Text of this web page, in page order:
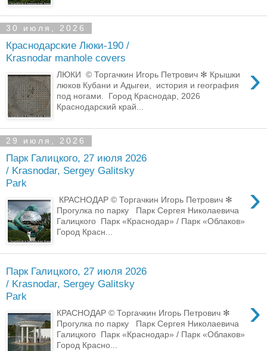
30 июля, 2026
Краснодарские Люки-190 /
Krasnodar manhole covers
›
ЛЮКИ © Торгачкин Игорь Петрович ✻ Крышки
люков Кубани и Адыгеи, история и география
под ногами. Город Краснодар, 2026
Краснодарский край...
29 июля, 2026
Парк Галицкого, 27 июля 2026
/ Krasnodar, Sergey Galitsky
Park
›
КРАСНОДАР © Торгачкин Игорь Петрович ✻
Прогулка по парку Парк Сергея Николаевича
Галицкого Парк «Краснодар» / Парк «Облаков»
Город Красн...
Парк Галицкого, 27 июля 2026
/ Krasnodar, Sergey Galitsky
Park
›
КРАСНОДАР © Торгачкин Игорь Петрович ✻
Прогулка по парку Парк Сергея Николаевича
Галицкого Парк «Краснодар» / Парк «Облаков»
Город Красно...